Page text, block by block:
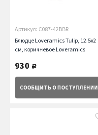
Артикул: C087-42BBR
Блюдце Loveramics Tulip, 12.5х2
см, коричневое Loveramics
930 руб.
СООБЩИТЬ О ПОСТУПЛЕНИИ